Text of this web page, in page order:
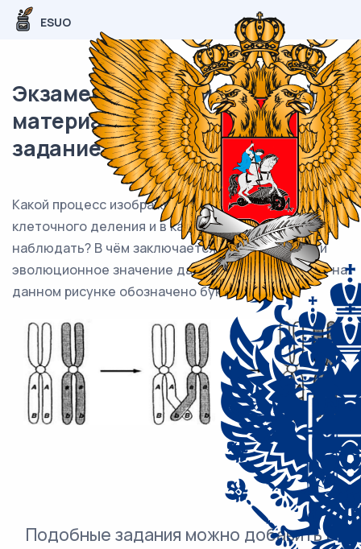
ESUO
Экзаменационный (типовой)
материал ЕГЭ / Биология / 24
задание (24) / 02
Какой процесс изображён на рисунке? В каком типе
клеточного деления и в какой фазе можно его
наблюдать? В чём заключается биологическое и
эволюционное значение данного процесса? Что на
данном рисунке обозначено буквами А и В?
Подобные задания можно добавить в